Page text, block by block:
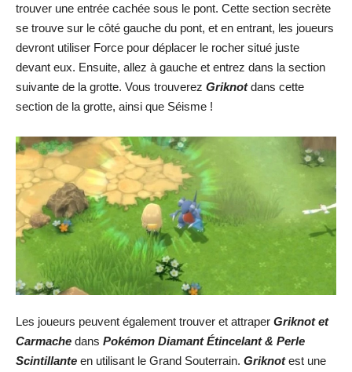
trouver une entrée cachée sous le pont. Cette section secrète
se trouve sur le côté gauche du pont, et en entrant, les joueurs
devront utiliser Force pour déplacer le rocher situé juste
devant eux. Ensuite, allez à gauche et entrez dans la section
suivante de la grotte. Vous trouverez Griknotdans cette
section de la grotte, ainsi que Séisme !
Les joueurs peuvent également trouver et attraper Griknot et
Carmache dans Pokémon Diamant Étincelant & Perle
Scintillante en utilisant le Grand Souterrain. Griknotest une